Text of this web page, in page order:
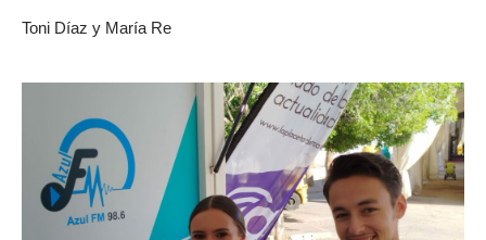
Toni Díaz y María Re